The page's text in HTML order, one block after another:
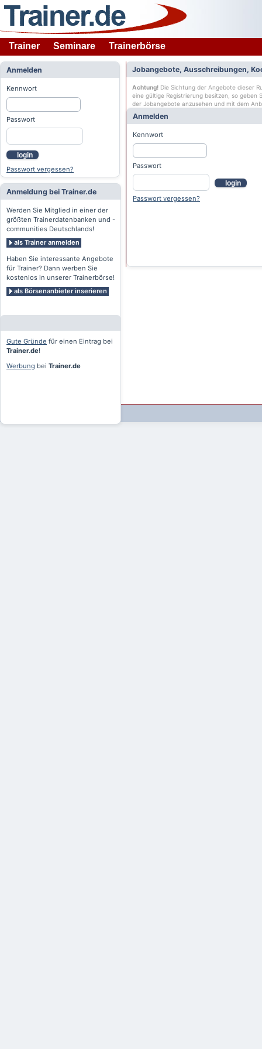
Trainer Seminare Trainerbörse
Anmelden
Kennwort
Passwort
login
Passwort vergessen?
Anmeldung bei Trainer.de
Werden Sie Mitglied in einer der
größten Trainerdatenbanken und -
communities Deutschlands!
als Trainer anmelden
Haben Sie interessante Angebote
für Trainer? Dann werben Sie
kostenlos in unserer Trainerbörse!
als Börsenanbieter inserieren
Gute Gründe für einen Eintrag bei
Trainer.de!
Werbung bei Trainer.de
Jobangebote, Ausschreibungen,
Achtung! Die Sichtung der Angebote dieser
eine gültige Registrierung besitzen, so geben
der Jobangebote anzusehen und mit dem
Anmelden
Kennwort
Passwort
login
Passwort vergessen?